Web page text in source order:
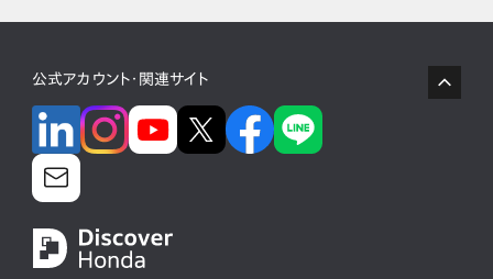
公式アカウント・関連サイト